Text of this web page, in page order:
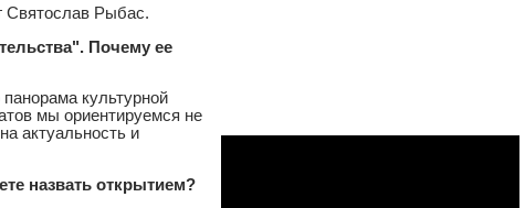
Святослав Рыбас.
Почему ее
культурной
мы ориентируемся не
актуальность и
назвать открытием?